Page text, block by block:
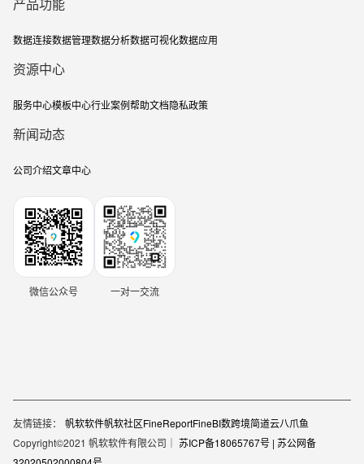
产品功能
数据连接数据管理数据分析数据可视化数据应用
资源中心
服务中心模板中心行业案例帮助文档隐私政策
新闻动态
公司介绍文章中心
微信公众号 一对一交流
友情链接： 帆软软件帆软社区FineReportFineBI数跨境简道云八爪鱼
Copyright©2021 帆软软件有限公司｜ 苏ICP备18065767号 | 苏公网备